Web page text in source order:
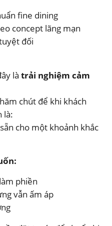
fine dining
concept lãng mạn
đối
là trải nghiệm cảm
chút để khi khách
là:
cho một khoảnh khắc
phiền
vẫn ấm áp